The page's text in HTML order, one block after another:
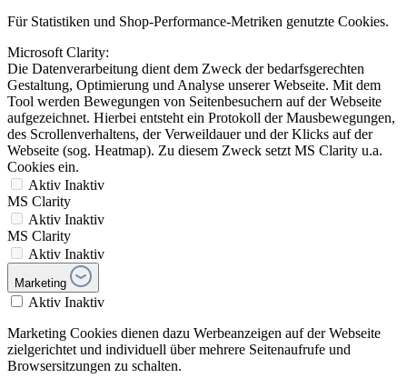
Für Statistiken und Shop-Performance-Metriken genutzte Cookies.
Microsoft Clarity:
Die Datenverarbeitung dient dem Zweck der bedarfsgerechten
Gestaltung, Optimierung und Analyse unserer Webseite. Mit dem
Tool werden Bewegungen von Seitenbesuchern auf der Webseite
aufgezeichnet. Hierbei entsteht ein Protokoll der Mausbewegungen,
des Scrollenverhaltens, der Verweildauer und der Klicks auf der
Webseite (sog. Heatmap). Zu diesem Zweck setzt MS Clarity u.a.
Cookies ein.
Aktiv Inaktiv
MS Clarity
Aktiv Inaktiv
MS Clarity
Aktiv Inaktiv
Marketing
Aktiv Inaktiv
Marketing Cookies dienen dazu Werbeanzeigen auf der Webseite
zielgerichtet und individuell über mehrere Seitenaufrufe und
Browsersitzungen zu schalten.